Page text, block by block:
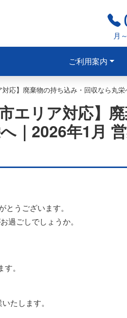
ご利用案内
月
対応】廃棄物の持ち込み・回収なら丸
エリア対応】
｜2026年1月
うございます。
過ごしでしょうか。
。
たします。